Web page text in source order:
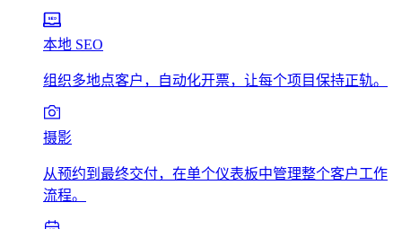
本地 SEO
组织多地点客户，自动化开票，让每个项目保持正轨。
摄影
从预约到最终交付，在单个仪表板中管理整个客户工作
流程。